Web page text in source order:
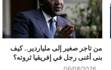
من تاجر صغير إلى ملياردير.. كيف
بنى أغنى رجل في إفريقيا ثروته؟